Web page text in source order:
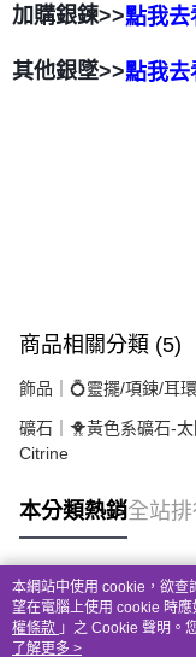
加購銀鍊>>點我去
其他銀墜>>點我去
商品相關分類 (5)
飾品｜💍靈擺/項鍊/耳
礦石｜🐥黃色系礦石-
Citrine
本分類熱銷全站排
熱門標籤
本網站中使用 cookie，欲查
望在電腦上使用 cookie 時
權條款 」之 Cookie 聲明。
用條款之 Cookie 聲明使用
了解更多 >